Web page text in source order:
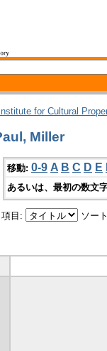
for Cultural
Miller
移動: 0-9 A B C D E
あるいは、最初の数文
目: ソー